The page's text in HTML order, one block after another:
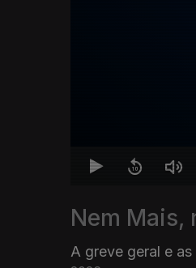
Nem Mais,
A greve geral e